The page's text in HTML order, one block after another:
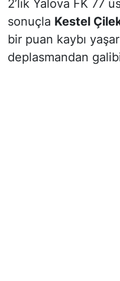
2’lik Yalova FK 77
sonuçla Kestel
bir puan kaybı
deplasmandan